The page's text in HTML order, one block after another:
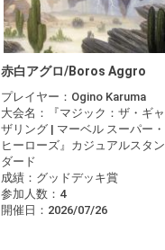
赤白アグロ/Boros Aggro
プレイヤー： Ogino Karuma
大会名：
『マジック：ザ・ギャ
ザリング | マーベル スーパー・
ヒーローズ』カジュアルスタン
ダード
成績： グッドデッキ賞
参加人数： 4
開催日： 2026/07/26